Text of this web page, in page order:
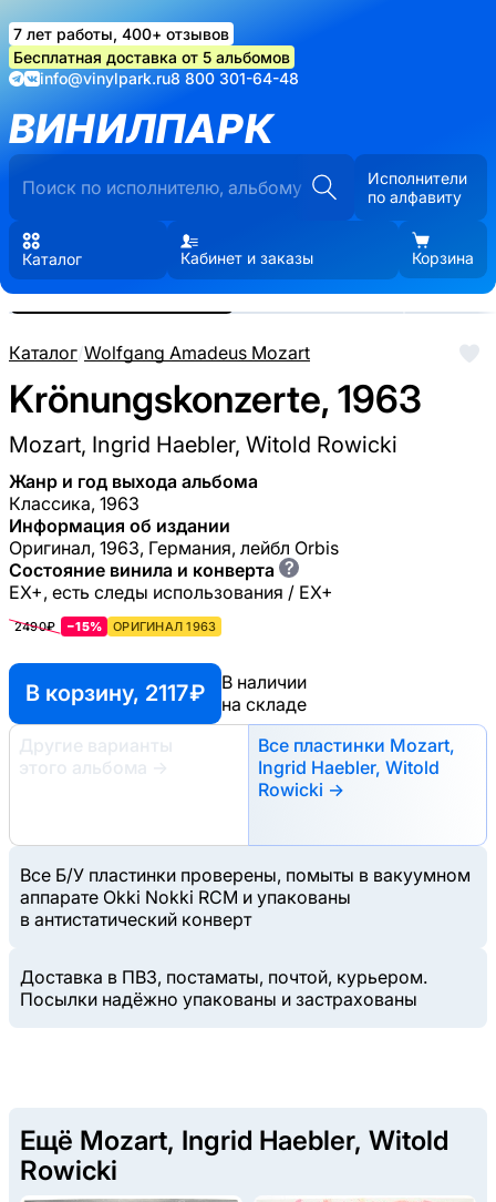
7 лет работы, 400+ отзывов
Бесплатная доставка от 5 альбомов
info@vinylpark.ru8 800 301-64-48
ВИНИЛПАРК
Исполнители
по алфавиту
Каталог Кабинет и заказы Корзина
Каталог/Wolfgang Amadeus Mozart
Krönungskonzerte, 1963
Mozart, Ingrid Haebler, Witold Rowicki
Жанр и год выхода альбома
Классика, 1963
Информация об издании
Оригинал, 1963, Германия, лейбл Orbis
Состояние винила и конверта ?
EX+, есть следы использования / EX+
2490₽ −15% ОРИГИНАЛ 1963
В корзину, 2117 ₽
В наличии
на складе
Другие варианты
этого альбома
→
Все пластинки Mozart,
Ingrid Haebler, Witold
Rowicki →
Все Б/У пластинки проверены, помыты в вакуумном
аппарате Okki Nokki RCM и упакованы
в антистатический конверт
Доставка в ПВЗ, постаматы, почтой, курьером.
Посылки надёжно упакованы и застрахованы
Реальные фото пластинки.
Нажмите, чтобы увеличить
Ещё Mozart, Ingrid Haebler, Witold
Rowicki